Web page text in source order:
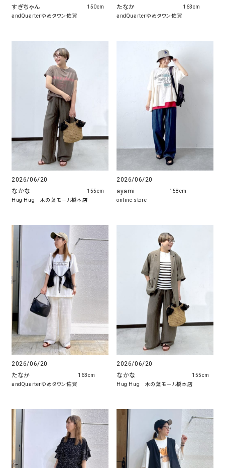
すぎちゃん
andQuarterゆめタウン佐賀
150cm
たなか
andQuarterゆめタウン佐賀
163cm
2026/06/20
なかな
Hug Hug 木の葉モール橋本店
155cm
2026/06/20
ayami
online store
158cm
2026/06/20
たなか
andQuarterゆめタウン佐賀
163cm
2026/06/20
なかな
Hug Hug 木の葉モール橋本店
155cm